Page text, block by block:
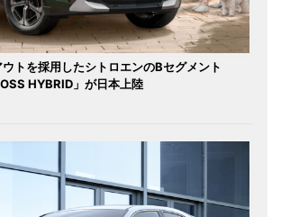
トを採用したシトロエンのBセグメント
HYBRID」が日本上陸